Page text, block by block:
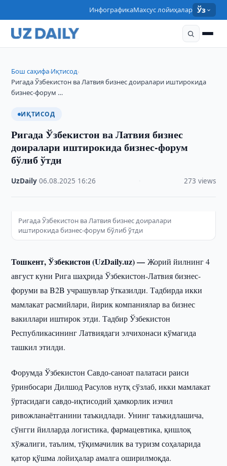
ИнфографикаМахсус лойиҳалар Ўз
Бош саҳифа›Иқтисод›
Ригада Ўзбекистон ва Латвия бизнес доиралари иштирокида
бизнес-форум …
ИҚТИСОД
Ригада Ўзбекистон ва Латвия бизнес
доиралари иштирокида бизнес-форум
бўлиб ўтди
UzDaily ·06.08.2025 16:26 273 views
Ригада Ўзбекистон ва Латвия бизнес доиралари
иштирокида бизнес-форум бўлиб ўтди
Тошкент, Ўзбекистон (UzDaily.uz) —Жорий йилнинг 4
август куни Рига шаҳрида Ўзбекистон-Латвия бизнес-
форуми ва B2B учрашувлар ўтказилди. Тадбирда икки
мамлакат расмийлари, йирик компаниялар ва бизнес
вакиллари иштирок этди. Тадбир Ўзбекистон
Республикасининг Латвиядаги элчихонаси кўмагида
ташкил этилди.
Форумда Ўзбекистон Савдо-саноат палатаси раиси
ўринбосари Дилшод Расулов нутқ сўзлаб, икки мамлакат
ўртасидаги савдо-иқтисодий ҳамкорлик изчил
ривожланаётганини таъкидлади. Унинг таъкидлашича,
сўнгги йилларда логистика, фармацевтика, қишлоқ
хўжалиги, таълим, тўқимачилик ва туризм соҳаларида
қатор қўшма лойиҳалар амалга оширилмоқда.